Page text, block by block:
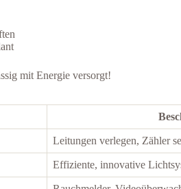
mit Energie versorgt!
Leitungen verlegen, Zähler
Effiziente, innovative